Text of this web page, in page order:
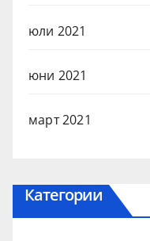
юли 2021
юни 2021
март 2021
Категории